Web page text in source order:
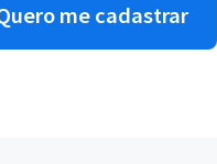
me cadastrar